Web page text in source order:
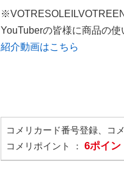
YouTuberの皆様に商品の
紹介動画はこちら
コメリカード番号登録、コ
コメリポイント ： 6ポイン